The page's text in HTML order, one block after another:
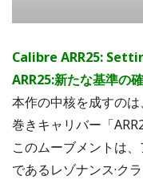
Calibre ARR25:
ARR25:新たな基準の
本作の中核を成すのは
巻きキャリバー「
このムーブメントは
であるレゾナンス·ク